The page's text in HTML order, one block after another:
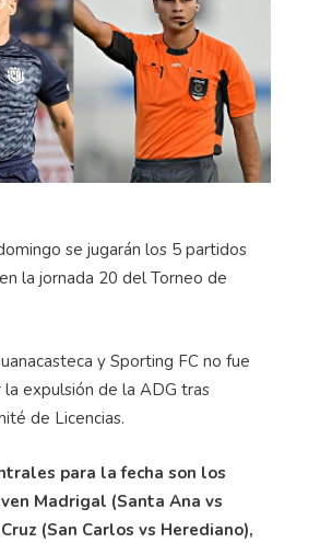
se jugarán los 5 partidos
la jornada 20 del Torneo de
y Sporting FC no fue
expulsión de la ADG tras
de Licencias.
para la fecha son los
Madrigal (Santa Ana vs
(San Carlos vs Herediano),